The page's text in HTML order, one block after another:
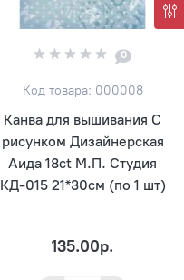
0
Код товара: 000008
Канва для вышивания С
рисунком Дизайнерская
Аида 18ct М.П. Студия
КД-015 21*30см (по 1 шт)
135.00р.